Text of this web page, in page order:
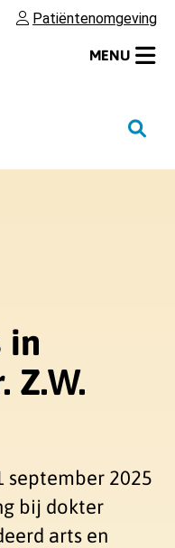
Patiëntenomgeving
H
MENU
in
Z.W.
september 2025
bij dokter
arts en